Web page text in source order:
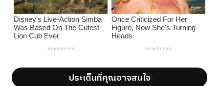
';ประเด็นที่คุณอาจสนใจ';